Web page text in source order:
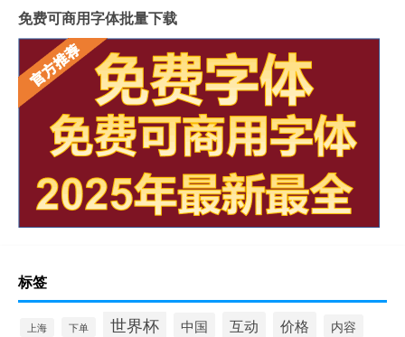
免费可商用字体批量下载
标签
上海 下单 世界杯 中国 互动 价格 内容